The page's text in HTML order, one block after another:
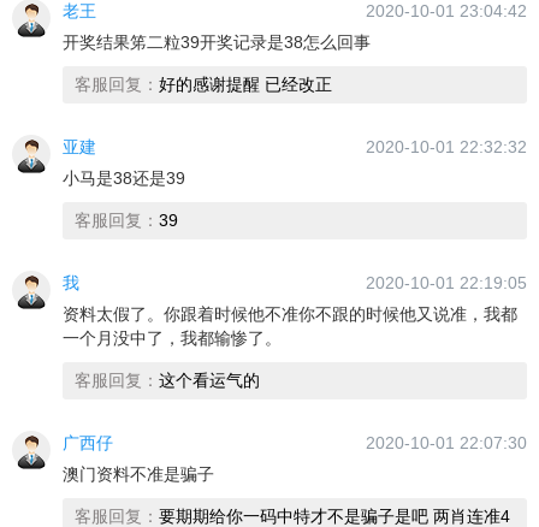
老王
2020-10-01 23:04:42
开奖结果笫二粒39开奖记录是38怎么回事
客服回复： 好的感谢提醒 已经改正
亚建
2020-10-01 22:32:32
小马是38还是39
客服回复： 39
我
2020-10-01 22:19:05
资料太假了。你跟着时候他不准你不跟的时候他又说准，我都
一个月没中了，我都输惨了。
客服回复： 这个看运气的
广西仔
2020-10-01 22:07:30
澳门资料不准是骗子
客服回复： 要期期给你一码中特才不是骗子是吧 两肖连准4